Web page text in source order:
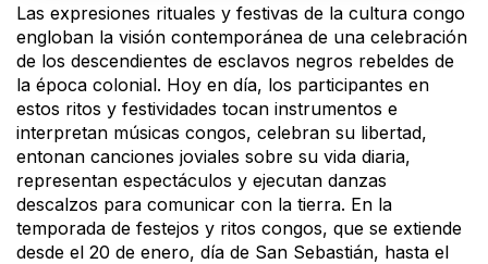
Las expresiones rituales y festivas de la cultura congo
engloban la visión contemporánea de una celebración
de los descendientes de esclavos negros rebeldes de
la época colonial. Hoy en día, los participantes en
estos ritos y festividades tocan instrumentos e
interpretan músicas congos, celebran su libertad,
entonan canciones joviales sobre su vida diaria,
representan espectáculos y ejecutan danzas
descalzos para comunicar con la tierra. En la
temporada de festejos y ritos congos, que se extiende
desde el 20 de enero, día de San Sebastián, hasta el